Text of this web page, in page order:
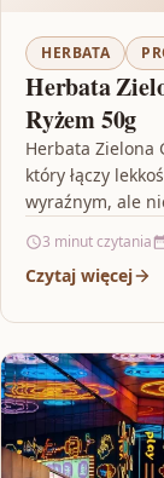
HERBATA
Herbata
Ryżem 50g
Herbata Zielona
który łączy
wyraźnym, ale
3 minut czytania
Czytaj więcej